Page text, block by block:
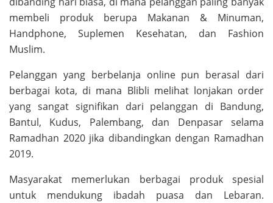
membeli produk berupa Makanan & Minuman,
Handphone, Suplemen Kesehatan, dan Fashion
Muslim.
Pelanggan yang berbelanja online pun berasal dari
berbagai kota, di mana Blibli melihat lonjakan order
yang sangat signifikan dari pelanggan di Bandung,
Bantul, Kudus, Palembang, dan Denpasar selama
Ramadhan 2020 jika dibandingkan dengan Ramadhan
2019.
Masyarakat memerlukan berbagai produk spesial
untuk mendukung ibadah puasa dan Lebaran.